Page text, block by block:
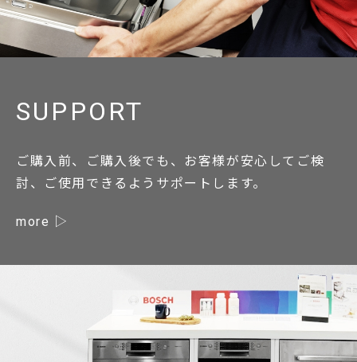
SUPPORT
ご購入前、ご購入後でも、お客様が安心してご検
討、ご使用できるようサポートします。
more